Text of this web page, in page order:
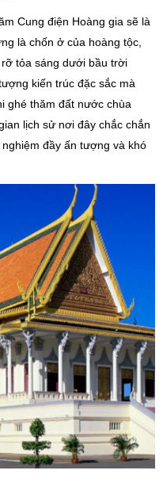
Cung điện Hoàng gia sẽ là
là chốn ở của hoàng tộc,
tỏa sáng dưới bầu trời
kiến trúc đặc sắc mà
ghé thăm đất nước chùa
lịch sử nơi đây chắc chắn
đầy ấn tượng và khó